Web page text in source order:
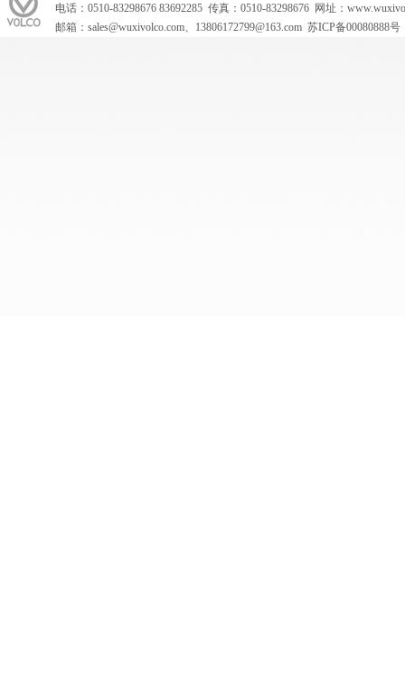
电话：0510-83298676 83692285 传真：0510-83298676 网址：
邮箱： sales@wuxivolco.com、 13806172799@163.com 苏ICP备00080888